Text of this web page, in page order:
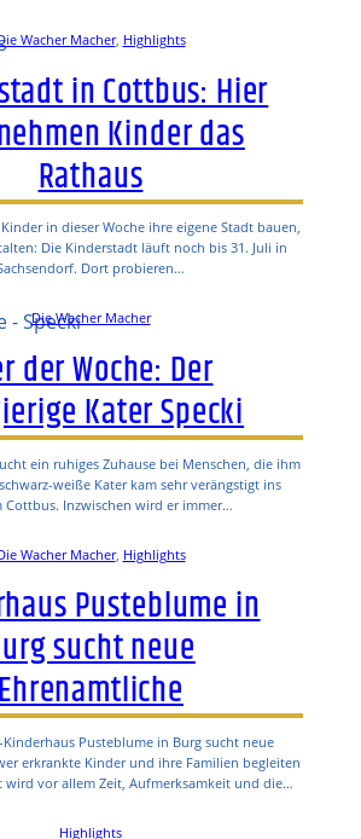
Wacher Macher, Highlights
in Cottbus: Hier
Kinder das
Rathaus
in dieser Woche ihre eigene Stadt bauen,
Die Kinderstadt läuft noch bis 31. Juli in
Dort probieren…
Die Wacher Macher
der Woche: Der
Kater Specki
ein ruhiges Zuhause bei Menschen, die ihm
weiße Kater kam sehr verängstigt ins
Cottbus. Inzwischen wird er immer…
Wacher Macher, Highlights
Pusteblume in
sucht neue
Kinderhaus Pusteblume in Burg sucht neue
erkrankte Kinder und ihre Familien begleiten
wird vor allem Zeit, Aufmerksamkeit und die…
Highlights